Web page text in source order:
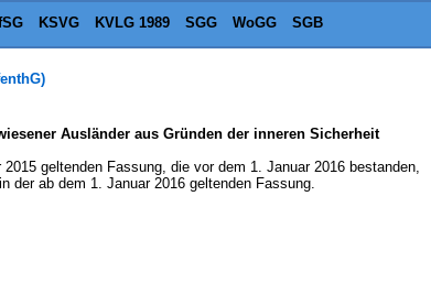
KSVG KVLG 1989 SGG WoGG SGB
Ausländer aus Gründen der inneren Sicherheit
geltenden Fassung, die vor dem 1. Januar 2016 bestanden,
der ab dem 1. Januar 2016 geltenden Fassung.